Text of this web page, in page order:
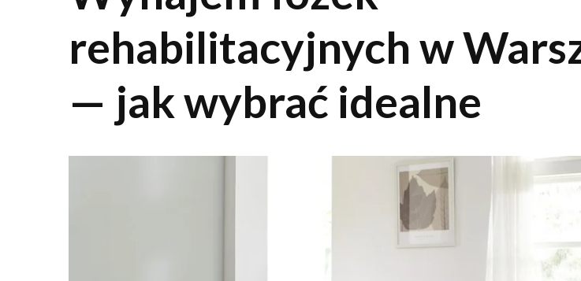
rehabilitacyjnych w
— jak wybrać idealne